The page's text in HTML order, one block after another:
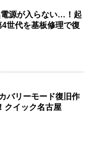
電源が入らない…！起
世代を基板修理で復
バリーモード復旧作
クイック名古屋